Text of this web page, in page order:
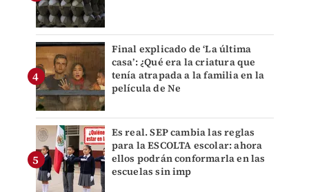
Final explicado de ‘La última
casa’: ¿Qué era la criatura que
tenía atrapada a la familia en la
película de Ne
Es real. SEP cambia las reglas
para la ESCOLTA escolar: ahora
ellos podrán conformarla en las
escuelas sin imp